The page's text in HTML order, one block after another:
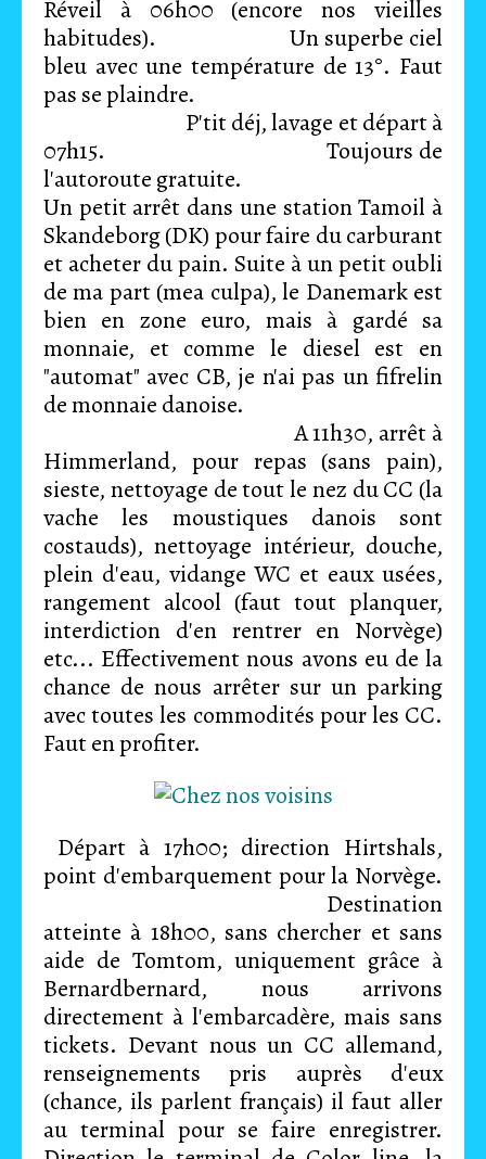
Réveil à 06h00 (encore nos vieilles
habitudes). Un superbe ciel
bleu avec une température de 13°. Faut
pas se plaindre.
P'tit déj, lavage et départ à
07h15. Toujours de
l'autoroute gratuite.
Un petit arrêt dans une station Tamoil à
Skandeborg (DK) pour faire du carburant
et acheter du pain. Suite à un petit oubli
de ma part (mea culpa), le Danemark est
bien en zone euro, mais à gardé sa
monnaie, et comme le diesel est en
"automat" avec CB, je n'ai pas un fifrelin
de monnaie danoise.
A 11h30, arrêt à
Himmerland, pour repas (sans pain),
sieste, nettoyage de tout le nez du CC (la
vache les moustiques danois sont
costauds), nettoyage intérieur, douche,
plein d'eau, vidange WC et eaux usées,
rangement alcool (faut tout planquer,
interdiction d'en rentrer en Norvège)
etc... Effectivement nous avons eu de la
chance de nous arrêter sur un parking
avec toutes les commodités pour les CC.
Faut en profiter.
Départ à 17h00; direction Hirtshals,
point d'embarquement pour la Norvège.
Destination
atteinte à 18h00, sans chercher et sans
aide de Tomtom, uniquement grâce à
Bernardbernard, nous arrivons
directement à l'embarcadère, mais sans
tickets. Devant nous un CC allemand,
renseignements pris auprès d'eux
(chance, ils parlent français) il faut aller
au terminal pour se faire enregistrer.